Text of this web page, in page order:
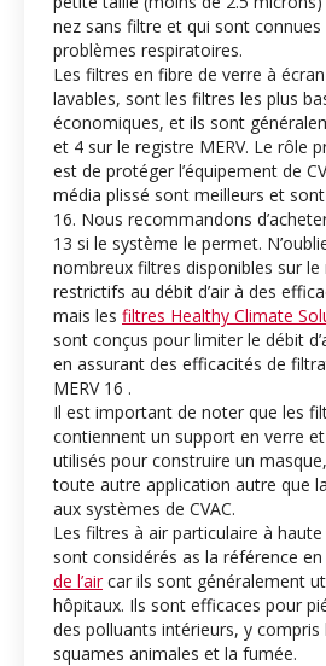
nez sans filtre et qui sont connues
problèmes respiratoires.
Les filtres en fibre de verre à
lavables, sont les filtres les plus
économiques, et ils sont
et 4 sur le registre MERV. Le rôle
est de protéger l’équipement de
média plissé sont meilleurs et
16. Nous recommandons
13 si le système le permet.
nombreux filtres disponibles sur
restrictifs au débit d’air à des
mais les filtres Healthy Climate
sont conçus pour limiter le débit
en assurant des efficacités de
MERV 16 .
Il est important de noter que les
contiennent un support en verre
utilisés pour construire un
toute autre application autre que
aux systèmes de CVAC.
Les filtres à air particulaire à
sont considérés as la référence
de l’aircar ils sont généralement
hôpitaux. Ils sont efficaces pour
des polluants intérieurs, y compris
squames animales et la fumée.